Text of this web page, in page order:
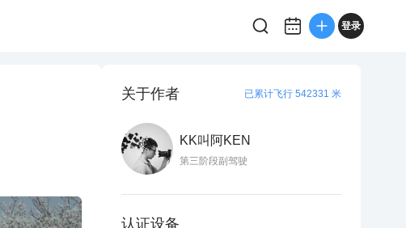
登录
关于作者 已累计飞行 542331 米
KK叫阿KEN
第三阶段副驾驶
认证设备